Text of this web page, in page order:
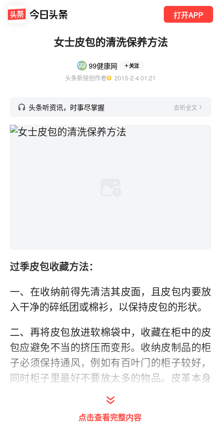
打开APP
女士皮包的清洗保养方法
99健康网 关注
头条新锐创作者
  2015-2-4 01:21
头条听资讯，时事尽掌握 去听全文
过季皮包收藏方法：
一、在收纳前得先清洁其皮面，且皮包内要放
入干净的碎纸团或棉衫，以保持皮包的形状。
二、再将皮包放进软棉袋中，收藏在柜中的皮
包应避免不当的挤压而变形。收纳皮制品的柜
子必须保持通风，例如有百叶门的柜子较好，
同时柜子里最好不要放太多的物品。皮革本身
的天然油脂会随着时间愈久或使用次数过多而
点击查看完整内容